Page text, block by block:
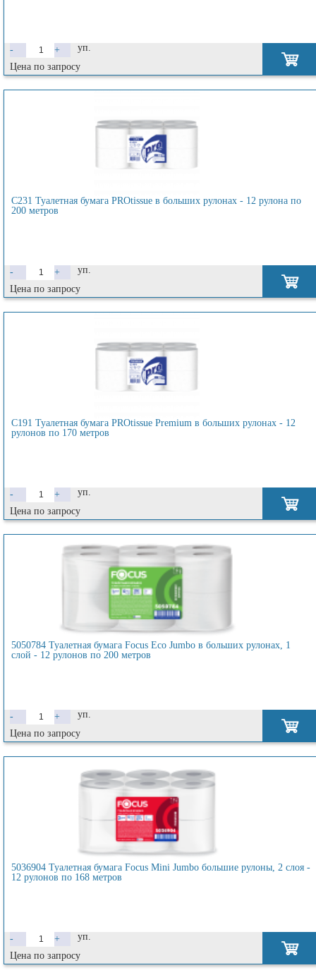
- +
уп.
Цена по запросу
C231 Туалетная бумага PROtissue в больших рулонах - 12 рулона по
200 метров
- +
уп.
Цена по запросу
C191 Туалетная бумага PROtissue Premium в больших рулонах - 12
рулонов по 170 метров
- +
уп.
Цена по запросу
5050784 Туалетная бумага Focus Eco Jumbo в больших рулонах, 1
слой - 12 рулонов по 200 метров
- +
уп.
Цена по запросу
5036904 Туалетная бумага Focus Mini Jumbo большие рулоны, 2 слоя -
12 рулонов по 168 метров
- +
уп.
Цена по запросу